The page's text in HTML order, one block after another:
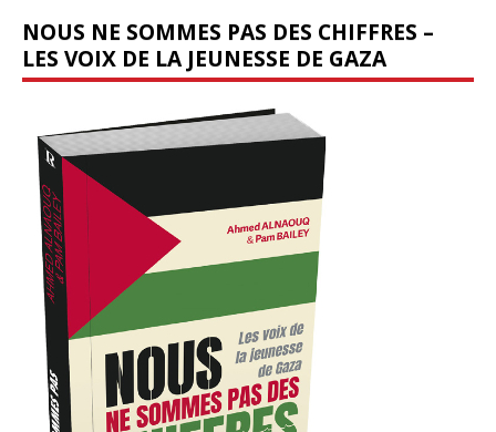
NOUS NE SOMMES PAS DES CHIFFRES –
LES VOIX DE LA JEUNESSE DE GAZA